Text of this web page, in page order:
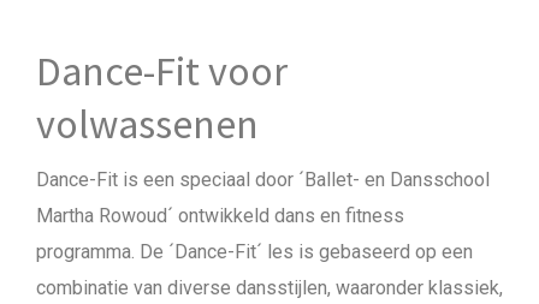
Dance-Fit voor
volwassenen
Dance-Fit is een speciaal door ´Ballet- en Dansschool
Martha Rowoud´ ontwikkeld dans en fitness
programma. De ´Dance-Fit´ les is gebaseerd op een
combinatie van diverse dansstijlen, waaronder klassiek,